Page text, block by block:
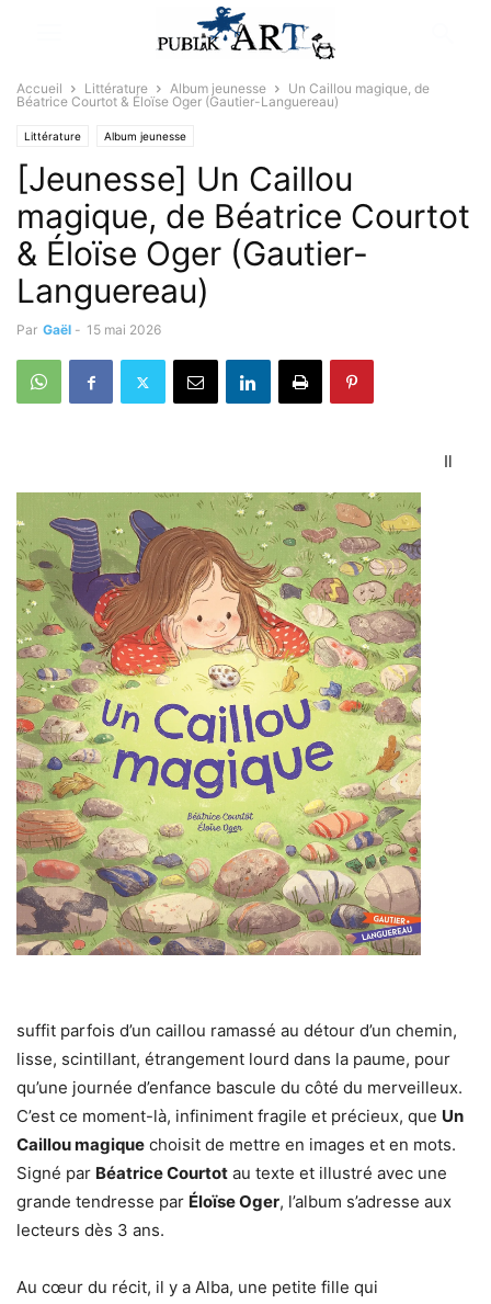
Accueil Littérature Album jeunesse
Un Caillou magique, de
Béatrice Courtot & Éloïse Oger (Gautier-Languereau)
Littérature Album jeunesse
[Jeunesse] Un Caillou
magique, de Béatrice Courtot
& Éloïse Oger (Gautier-
Languereau)
Par Gaël - 15 mai 2026
Il
suffit parfois d’un caillou ramassé au détour d’un chemin,
lisse, scintillant, étrangement lourd dans la paume, pour
qu’une journée d’enfance bascule du côté du merveilleux.
C’est ce moment-là, infiniment fragile et précieux, que Un
Caillou magique choisit de mettre en images et en mots.
Signé par Béatrice Courtot au texte et illustré avec une
grande tendresse par Éloïse Oger, l’album s’adresse aux
lecteurs dès 3 ans.
Au cœur du récit, il y a Alba, une petite fille qui